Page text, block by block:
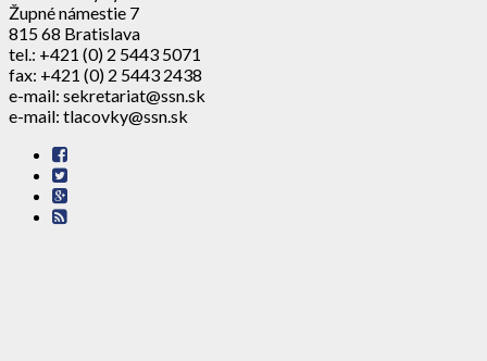
Župné námestie 7
815 68 Bratislava
tel.: +421 (0) 2 5443 5071
fax: +421 (0) 2 5443 2438
e-mail: sekretariat@ssn.sk
e-mail: tlacovky@ssn.sk